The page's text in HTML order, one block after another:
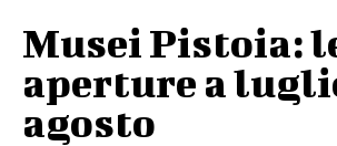
Musei Pistoia:
aperture a
agosto